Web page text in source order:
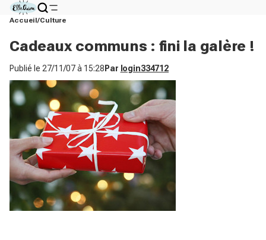
Accueil Culture
Cadeaux communs : fini la galère !
Publié le 27/11/07 à 15:28 Par login334712